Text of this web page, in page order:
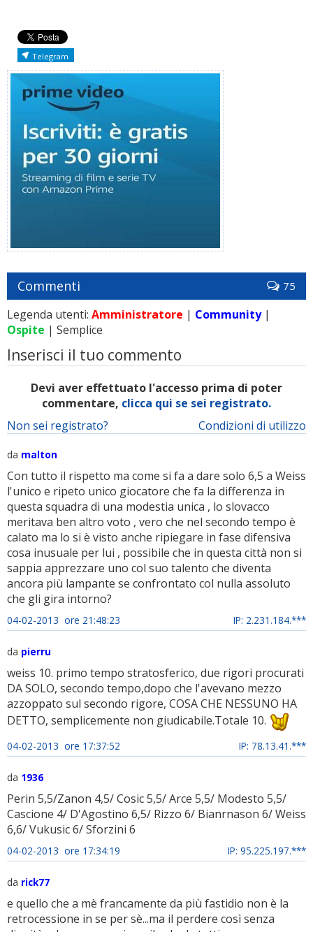
Telegram
Commenti 75
Legenda utenti: Amministratore | Community|
Ospite | Semplice
Inserisci il tuo commento
Devi aver effettuato l'accesso prima di poter
commentare, clicca qui se sei registrato.
Condizioni di utilizzo
Non sei registrato?
da malton
Con tutto il rispetto ma come si fa a dare solo 6,5 a Weiss
l'unico e ripeto unico giocatore che fa la differenza in
questa squadra di una modestia unica , lo slovacco
meritava ben altro voto , vero che nel secondo tempo è
calato ma lo si è visto anche ripiegare in fase difensiva
cosa inusuale per lui , possibile che in questa città non si
sappia apprezzare uno col suo talento che diventa
ancora più lampante se confrontato col nulla assoluto
che gli gira intorno?
04-02-2013 ore 21:48:23 IP: 2.231.184.***
da pierru
weiss 10. primo tempo stratosferico, due rigori procurati
DA SOLO, secondo tempo,dopo che l'avevano mezzo
azzoppato sul secondo rigore, COSA CHE NESSUNO HA
DETTO, semplicemente non giudicabile.Totale 10.
04-02-2013 ore 17:37:52 IP: 78.13.41.***
da 1936
Perin 5,5/Zanon 4,5/ Cosic 5,5/ Arce 5,5/ Modesto 5,5/
Cascione 4/ D'Agostino 6,5/ Rizzo 6/ Bianrnason 6/ Weiss
6,6/ Vukusic 6/ Sforzini 6
04-02-2013 ore 17:34:19 IP: 95.225.197.***
da rick77
e quello che a mè francamente da più fastidio non è la
retrocessione in se per sè...ma il perdere così senza